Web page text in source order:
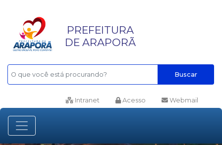
PREFEITURA
DE ARAPORÃ
Buscar
Intranet Acesso Webmail